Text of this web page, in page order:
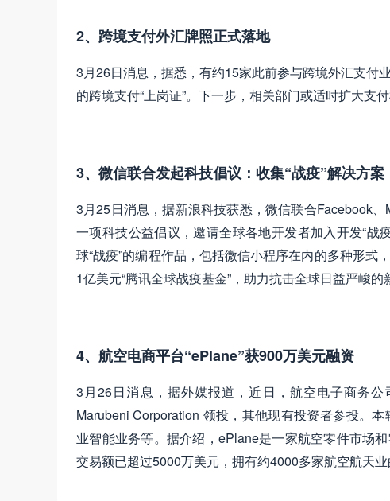
2、跨境支付外汇牌照正式落地
3月26日消息，据悉，有约15家此前参与跨境外汇支付
的跨境支付“上岗证”。下一步，相关部门或适时扩大支
3、微信联合发起科技倡议：收集“战疫”解决方案
3月25日消息，据新浪科技获悉，微信联合Facebook
一项科技公益倡议，邀请全球各地开发者加入开发“
球“战疫”的编程作品，包括微信小程序在内的多种形
1亿美元“腾讯全球战疫基金”，助力抗击全球日益严峻的
4、航空电商平台“ePlane”获900万美元融资
3月26日消息，据外媒报道，近日，航空电子商务公
Marubeni Corporation 领投，其他现有投资者参投。
业智能业务等。据介绍，ePlane是一家航空零件市场
交易额已超过5000万美元，拥有约4000多家航空航天业